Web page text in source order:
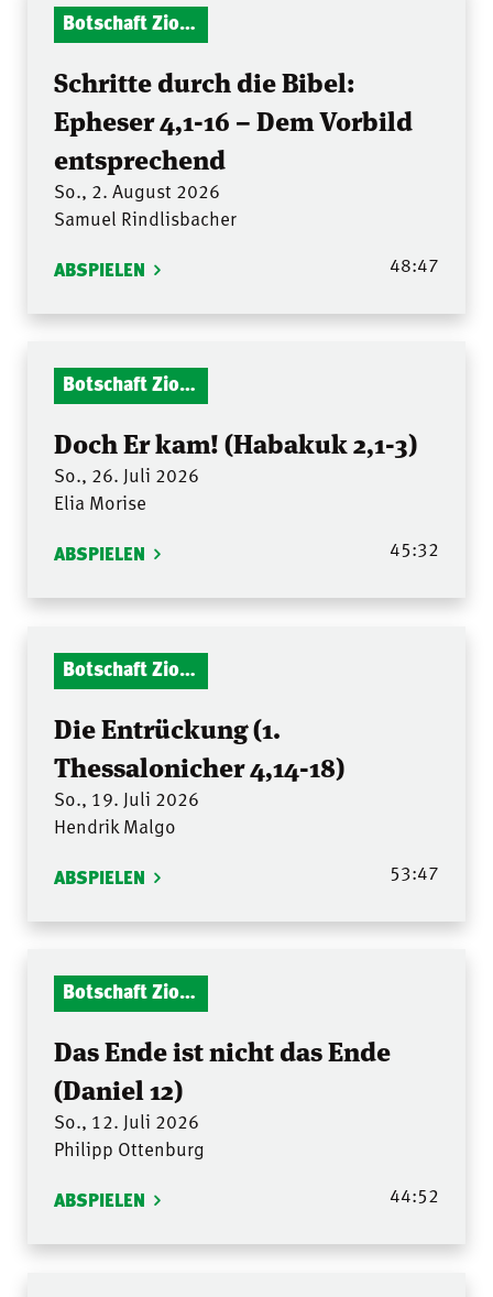
Botschaft Zionshalle
Schritte durch die Bibel:
Epheser 4,1-16 – Dem Vorbild
entsprechend
So., 2. August 2026
Samuel Rindlisbacher
ABSPIELEN 48:47
Botschaft Zionshalle
Doch Er kam! (Habakuk 2,1-3)
So., 26. Juli 2026
Elia Morise
ABSPIELEN 45:32
Botschaft Zionshalle
Die Entrückung (1.
Thessalonicher 4,14-18)
So., 19. Juli 2026
Hendrik Malgo
ABSPIELEN 53:47
Botschaft Zionshalle
Das Ende ist nicht das Ende
(Daniel 12)
So., 12. Juli 2026
Philipp Ottenburg
ABSPIELEN 44:52